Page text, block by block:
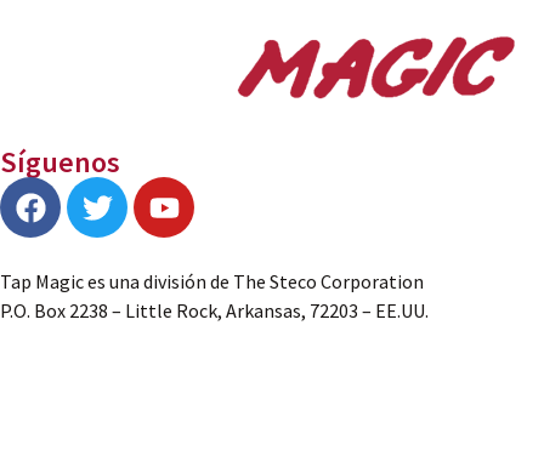
Síguenos
Tap Magic es una división de The Steco Corporation
P.O. Box 2238 – Little Rock, Arkansas, 72203 – EE.UU.